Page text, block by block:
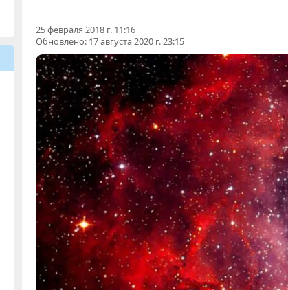
25 февраля 2018 г. 11:16
Обновлено: 17 августа 2020 г. 23:15